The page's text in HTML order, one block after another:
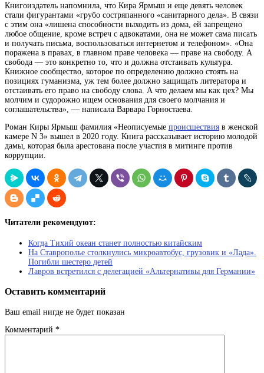
Книгоиздатель напомнила, что Кира Ярмыш и еще девять человек
стали фигурантами «грубо состряпанного «санитарного дела». В связи
с этим она «лишена способности выходить из дома, ей запрещено
любое общение, кроме встреч с адвокатами, она не может сама писать
и получать письма, воспользоваться интернетом и телефоном». «Она
поражена в правах, в главном праве человека — праве на свободу. А
свобода — это конкретно то, что и должна отстаивать культура.
Книжное сообщество, которое по определению должно стоять на
позициях гуманизма, уж тем более должно защищать литератора и
отстаивать его право на свободу слова. А что делаем мы как цех? Мы
молчим и судорожно ищем основания для своего молчания и
соглашательства», — написала Варвара Горностаева.
Роман Киры Ярмыш фамилия «Неописуемые происшествия в женской
камере N 3» вышел в 2020 году. Книга рассказывает историю молодой
дамы, которая была арестована после участия в митинге против
коррупции.
Читатели рекомендуют:
Когда Тихий океан станет полностью китайским
На Ставрополье столкнулись микроавтобус, грузовик и «Лада».
Погибли шестеро детей
Лавров встретился с делегацией «Альтернативы для Германии»
Оставить комментарий
Ваш email нигде не будет показан
Комментарий *